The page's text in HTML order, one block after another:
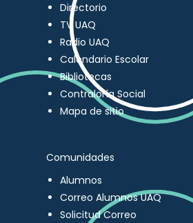
Directorio
TV UAQ
Radio UAQ
Calendario Escolar
Bibliotecas
Contraloría Social
Mapa de sitio
Comunidades
Alumnos
Correo Alumnos UAQ
Solicitud Correo